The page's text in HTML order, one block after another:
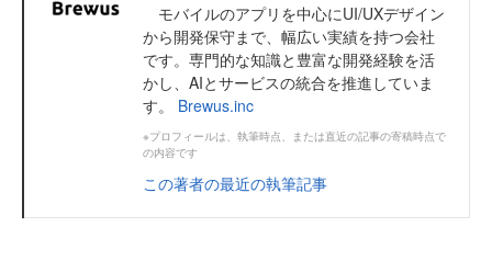
モバイルのアプリを中心にUI/UXデザイン
から開発保守まで、幅広い実績を持つ会社
です。専門的な知識と豊富な開発経験を活
かし、AIとサービスの統合を推進していま
す。 Brewus.inc
※プロフィールは、執筆時点、または直近の記事の寄稿時点で
の内容です
この著者の最近の執筆記事